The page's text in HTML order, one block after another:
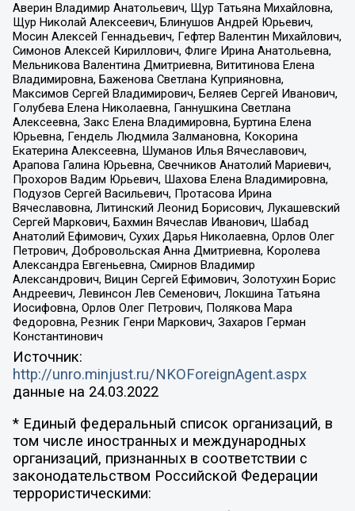
Аверин Владимир Анатольевич, Щур Татьяна Михайловна,
Щур Николай Алексеевич, Блинушов Андрей Юрьевич,
Мосин Алексей Геннадьевич, Гефтер Валентин Михайлович,
Симонов Алексей Кириллович, Флиге Ирина Анатольевна,
Мельникова Валентина Дмитриевна, Вититинова Елена
Владимировна, Баженова Светлана Куприяновна,
Максимов Сергей Владимирович, Беляев Сергей Иванович,
Голубева Елена Николаевна, Ганнушкина Светлана
Алексеевна, Закс Елена Владимировна, Буртина Елена
Юрьевна, Гендель Людмила Залмановна, Кокорина
Екатерина Алексеевна, Шуманов Илья Вячеславович,
Арапова Галина Юрьевна, Свечников Анатолий Мариевич,
Прохоров Вадим Юрьевич, Шахова Елена Владимировна,
Подузов Сергей Васильевич, Протасова Ирина
Вячеславовна, Литинский Леонид Борисович, Лукашевский
Сергей Маркович, Бахмин Вячеслав Иванович, Шабад
Анатолий Ефимович, Сухих Дарья Николаевна, Орлов Олег
Петрович, Добровольская Анна Дмитриевна, Королева
Александра Евгеньевна, Смирнов Владимир
Александрович, Вицин Сергей Ефимович, Золотухин Борис
Андреевич, Левинсон Лев Семенович, Локшина Татьяна
Иосифовна, Орлов Олег Петрович, Полякова Мара
Федоровна, Резник Генри Маркович, Захаров Герман
Константинович
Источник:
http://unro.minjust.ru/NKOForeignAgent.aspx
данные на 24.03.2022
* Единый федеральный список организаций, в
том числе иностранных и международных
организаций, признанных в соответствии с
законодательством Российской Федерации
террористическими: